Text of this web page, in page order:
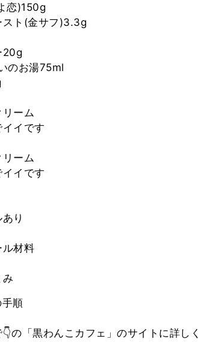
恋)150g
スト(金サフ)3.3g
20g
のお湯75ml
ーム
イです
ーム
イです
り
ル材料
順
の「黒わんこカフェ」のサイトに詳